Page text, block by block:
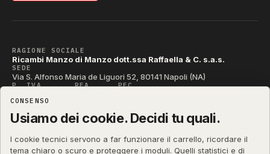
RAGIONE SOCIALE
Ricambi Manzo di Manzo dott.ssa Raffaella & C. s.a.s.
SEDE
Via S. Alfonso Maria de Liguori 52, 80141 Napoli (NA)
P. IVA REA PEC
CODICE SDI
T04ZHR3
CONSENSO
Usiamo dei cookie. Decidi tu quali.
I cookie tecnici servono a far funzionare il carrello, ricordare il
tema chiaro o scuro e proteggere i moduli. Quelli statistici e di